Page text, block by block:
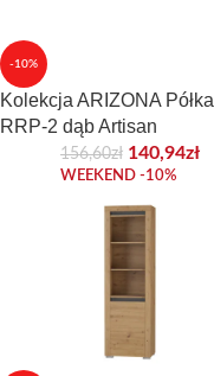
-10%
Kolekcja ARIZONA Półka
RRP-2 dąb Artisan
156,60zł 140,94zł
WEEKEND -10%